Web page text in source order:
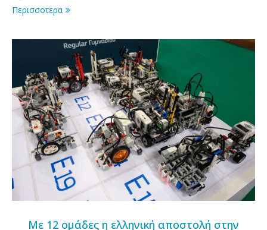
Περισσοτερα
Με 12 ομάδες η ελληνική αποστολή στην